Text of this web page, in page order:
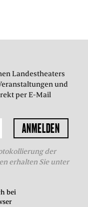
bei
ENGLISH
EINFACHE
Landestheaters
und
per E-Mail
der
erhalten Sie unter